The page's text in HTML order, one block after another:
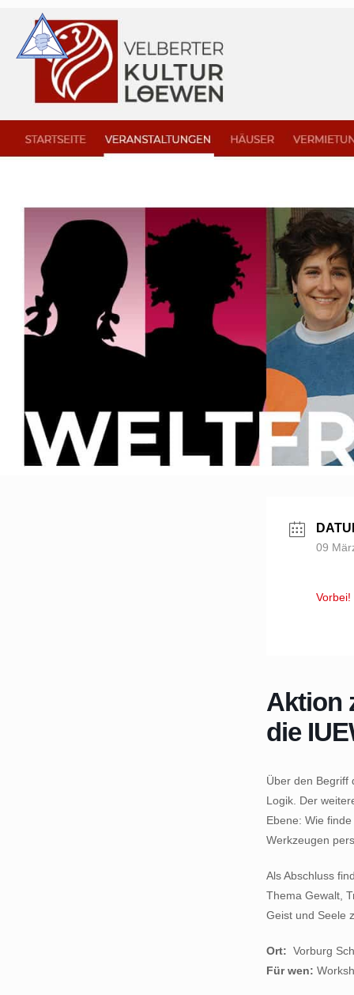
09
Vorbei!
Aktion
die
Über den Begriff
Logik. Der
Ebene: Wie
Werkzeugen
Als Abschluss
Thema Gewalt,
Geist und Seele
Ort: Vorburg
Für wen: